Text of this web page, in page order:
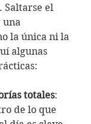
Saltarse el
una
la única ni la
algunas
totales:
de lo que